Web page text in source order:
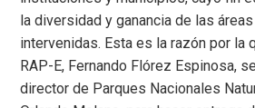
la diversidad y ganancia de las
intervenidas. Esta es la razón por la
RAP-E, Fernando Flórez Espinosa,
director de Parques Nacionales